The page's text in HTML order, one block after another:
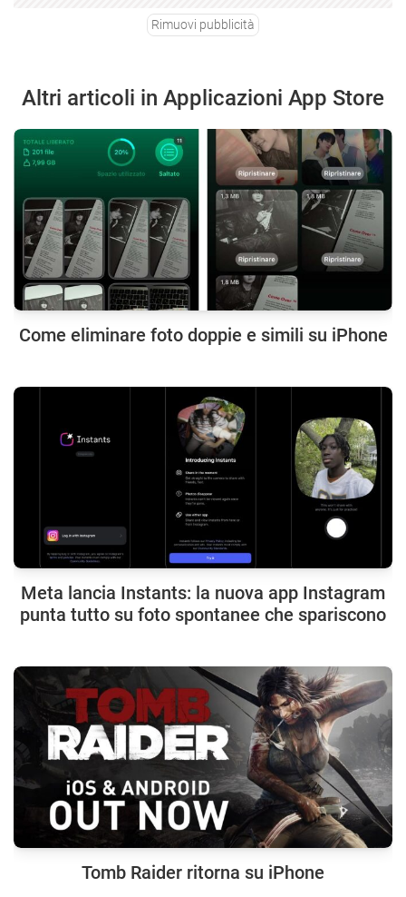
Rimuovi pubblicità
Altri articoli in Applicazioni App Store
Come eliminare foto doppie e simili su iPhone
Meta lancia Instants: la nuova app Instagram
punta tutto su foto spontanee che spariscono
Tomb Raider ritorna su iPhone